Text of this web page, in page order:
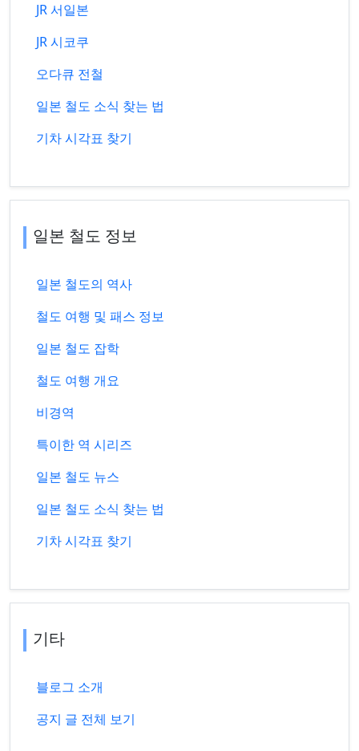
JR 서일본
JR 시코쿠
오다큐 전철
일본 철도 소식 찾는 법
기차 시각표 찾기
일본 철도 정보
일본 철도의 역사
철도 여행 및 패스 정보
일본 철도 잡학
철도 여행 개요
비경역
특이한 역 시리즈
일본 철도 뉴스
일본 철도 소식 찾는 법
기차 시각표 찾기
기타
블로그 소개
공지 글 전체 보기